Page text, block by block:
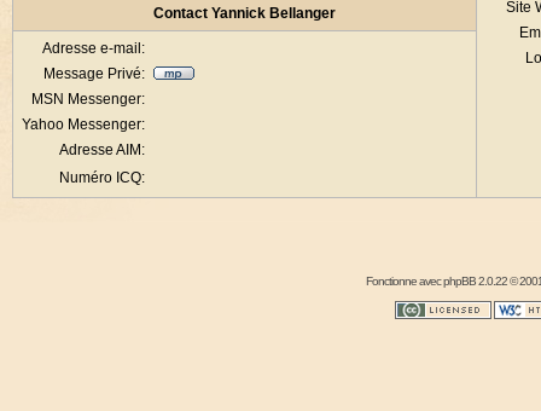
Site
Contact Yannick Bellanger
Adresse e-mail:
Message Privé:
MSN Messenger:
Yahoo Messenger:
Adresse AIM:
Numéro ICQ:
Fonctionne avecphpBB2.0.22 ©